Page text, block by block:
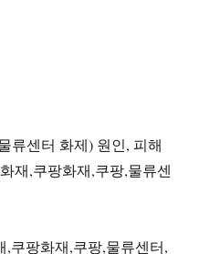
류센터 화제) 원인, 피해
재,쿠팡화재,쿠팡,물류센
,쿠팡화재,쿠팡,물류센터,